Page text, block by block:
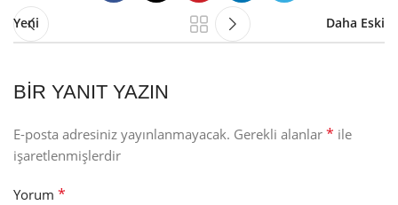
Yeni Daha Eski
BIR YANIT YAZIN
E-posta adresiniz yayınlanmayacak. Gerekli alanlar * ile
işaretlenmişlerdir
Yorum *